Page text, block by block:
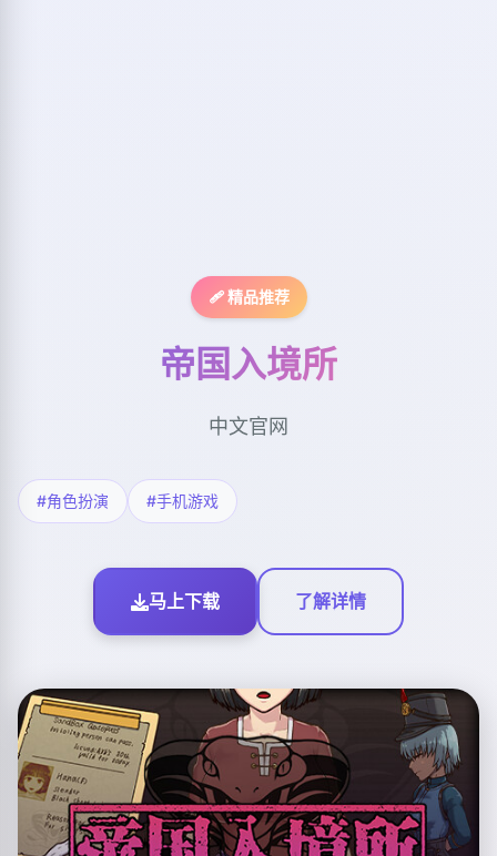
🩹 精品推荐
帝国入境所
中文官网
#角色扮演 #手机游戏
马上下载 了解详情